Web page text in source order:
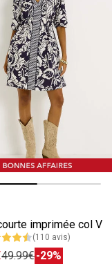
imprimée col V
(110 avis)
49.99€-29%